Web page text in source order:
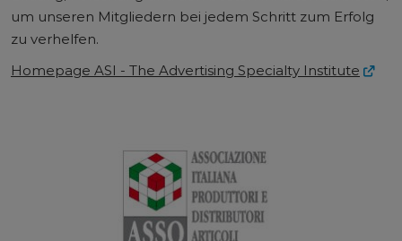
um unseren Mitgliedern bei jedem Schritt zum Erfolg
zu verhelfen.
Homepage ASI - The Advertising Specialty Institute